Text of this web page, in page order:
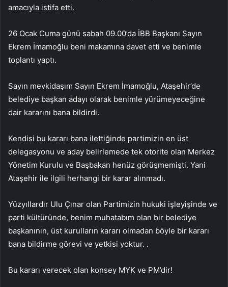
amacıyla istifa etti.
26 Ocak Cuma günü sabah 09.00’da İBB Başkanı Sayın
Ekrem İmamoğlu beni makamına davet etti ve benimle
toplantı yaptı.
Sayın mevkidaşım Sayın Ekrem İmamoğlu, Ataşehir’de
belediye başkan adayı olarak benimle yürümeyeceğine
dair kararını bana bildirdi.
Kendisi bu kararı bana ilettiğinde partimizin en üst
delegasyonu ve aday belirlemede tek otorite olan Merkez
Yönetim Kurulu ve Başbakan henüz görüşmemişti. Yani
Ataşehir ile ilgili herhangi bir karar alınmadı.
Yüzyıllardır Ulu Çınar olan Partimizin hukuki işleyişinde ve
parti kültüründe, benim muhatabım olan bir belediye
başkanının, üst kurulların kararı olmadan böyle bir kararı
bana bildirme görevi ve yetkisi yoktur. .
Bu kararı verecek olan konsey MYK ve PM’dir!